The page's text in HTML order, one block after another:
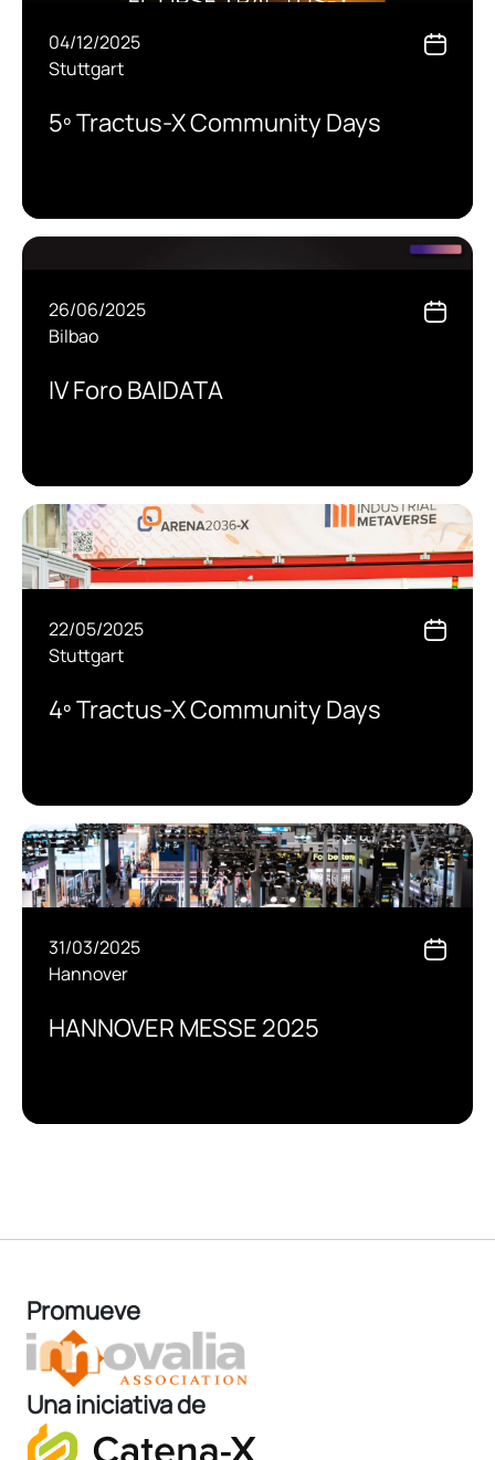
04/12/2025
Stuttgart
5º Tractus-X Community Days
26/06/2025
Bilbao
IV Foro BAIDATA
22/05/2025
Stuttgart
4º Tractus-X Community Days
31/03/2025
Hannover
HANNOVER MESSE 2025
Promueve
Una iniciativa de